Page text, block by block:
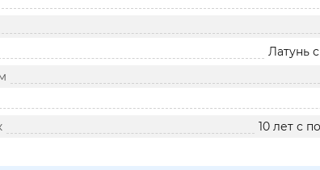
Латунь
10 лет с